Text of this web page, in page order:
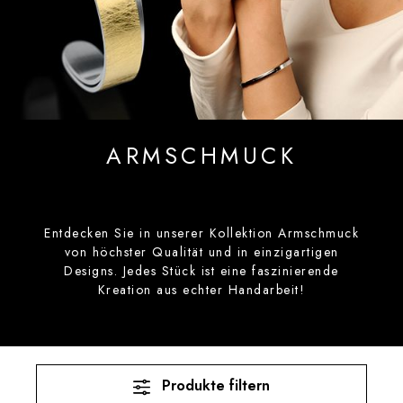
ARMSCHMUCK
Entdecken Sie in unserer Kollektion Armschmuck
von höchster Qualität und in einzigartigen
Designs. Jedes Stück ist eine faszinierende
Kreation aus echter Handarbeit!
Produkte filtern